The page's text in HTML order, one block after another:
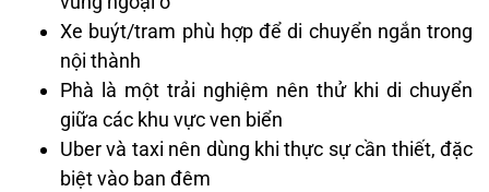
Xe buýt/tram phù hợp để di chuyển ngắn trong
nội thành
Phà là một trải nghiệm nên thử khi di chuyển
giữa các khu vực ven biển
Uber và taxi nên dùng khi thực sự cần thiết, đặc
biệt vào ban đêm